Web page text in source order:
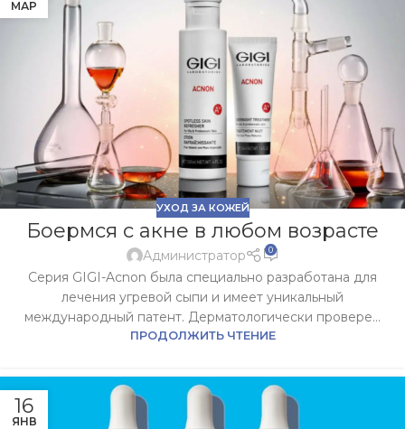
МАР
УХОД ЗА КОЖЕЙ
Боермся с акне в любом возрасте
Администратор 0
Серия GIGI-Acnon была специально разработана для
лечения угревой сыпи и имеет уникальный
международный патент. Дерматологически провере...
ПРОДОЛЖИТЬ ЧТЕНИЕ
16
ЯНВ